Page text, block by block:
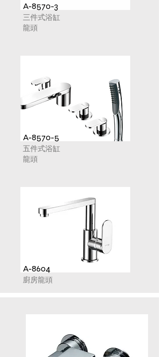
A-8570-3
三件式浴缸
龍頭
A-8570-5
五件式浴缸
龍頭
A-8604
廚房龍頭